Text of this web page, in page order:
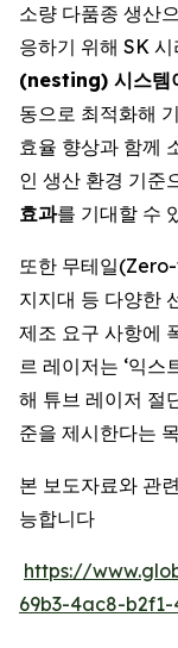
소량 다품종 생산
응하기 위해 SK
(nesting) 시스템
동으로 최적화해
효율 향상과 함께
인 생산 환경 기준
효과를 기대할 수
또한 무테일
지지대 등 다양한
제조 요구 사항에
르 레이저는 ‘익
해 튜브 레이저 절
준을 제시한다는
본 보도자료와 관
능합니다
https://
69b3-4ac8-b2f1-